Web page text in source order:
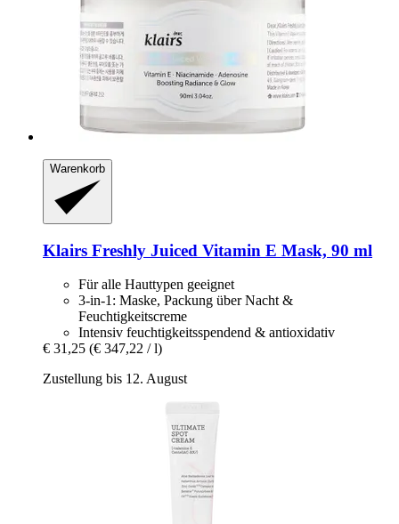
Warenkorb
Klairs Freshly Juiced Vitamin E Mask, 90 ml
Für alle Hauttypen geeignet
3-in-1: Maske, Packung über Nacht &
Feuchtigkeitscreme
Intensiv feuchtigkeitsspendend & antioxidativ
€ 31,25 (€ 347,22 / l)
Zustellung bis 12. August